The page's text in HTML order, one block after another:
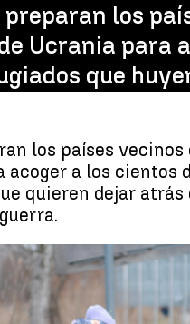
preparan los
Ucrania para
que
los países vecinos
acoger a los cientos
quieren dejar atrás
los países vecinos de Ucrania
los refugiados que huyen de